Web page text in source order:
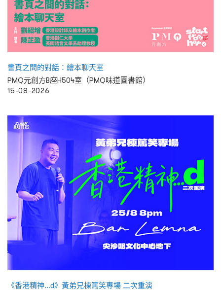
書頁之間的對話：繪本聊天室
PMQ元創方B座H504室（PMQ味道圖書館）
15-08-2026
《香港精神...d》黃弟兄棟篤笑專場 二次重演